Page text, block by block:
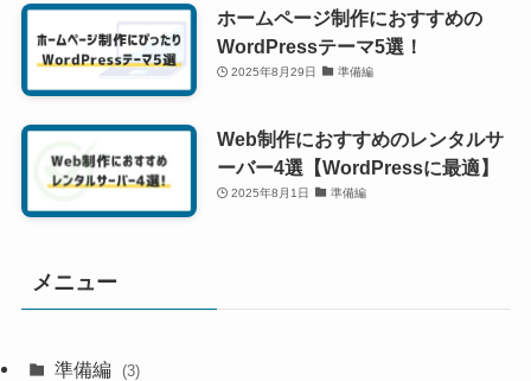
ホームページ制作におすすめの
WordPressテーマ5選！
2025年8月29日 準備編
Web制作におすすめのレンタルサ
ーバー4選【WordPressに最適】
2025年8月1日 準備編
メニュー
準備編 (3)